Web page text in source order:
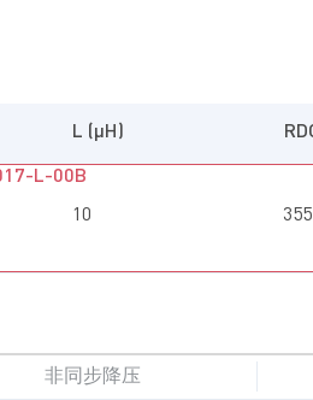
L (µH)
L-00B
10 355
非同步降压